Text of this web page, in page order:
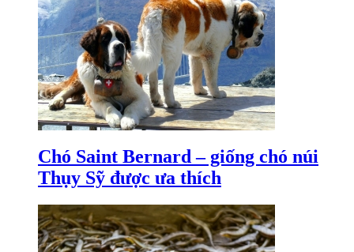
Chó Saint Bernard – giống chó núi
Thụy Sỹ được ưa thích